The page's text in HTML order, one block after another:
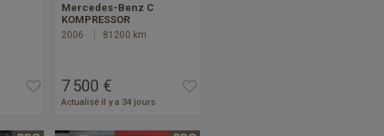
Mercedes-Benz C
KOMPRESSOR
2006 81200 km
7 500 €
Actualisé il y a 34 jours